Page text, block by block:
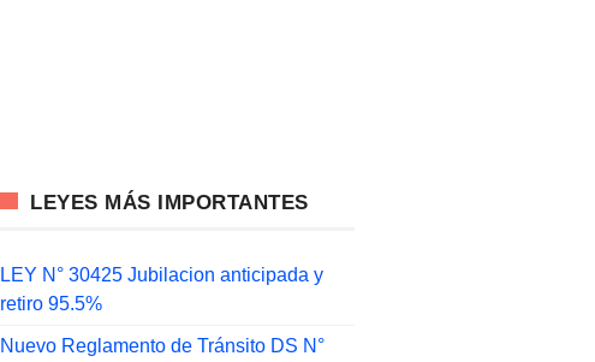
LEYES MÁS IMPORTANTES
LEY N° 30425 Jubilacion anticipada y
retiro 95.5%
Nuevo Reglamento de Tránsito DS N°